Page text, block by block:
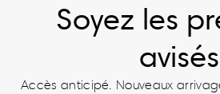
Soyez les
avisés
Accès anticipé. Nouveaux